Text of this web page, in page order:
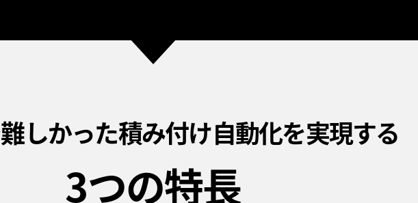
しかった積み付け自動化を実現する
3つの特長